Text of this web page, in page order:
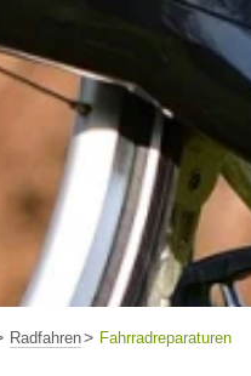
Radfahren Fahrradreparaturen